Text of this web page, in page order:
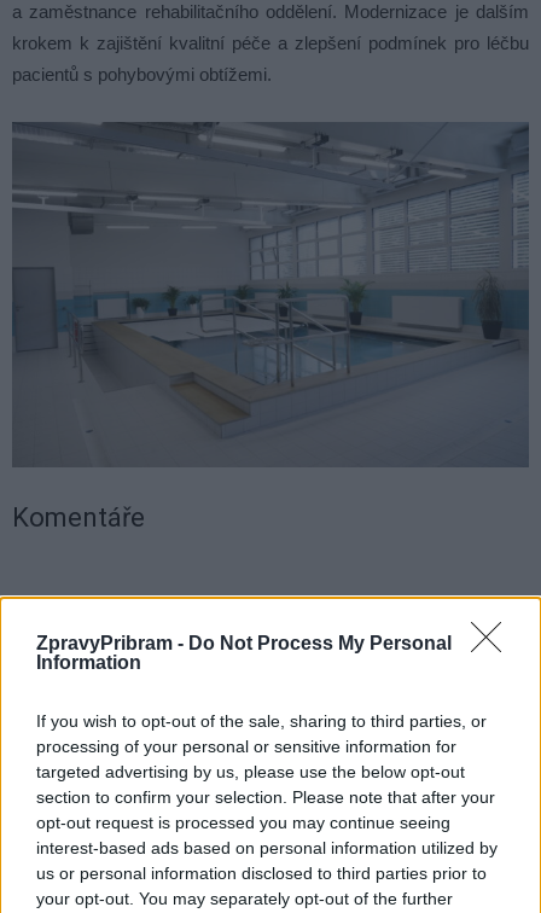
ZpravyPribram - Do Not Process My Personal
Information
If you wish to opt-out of the sale, sharing to third parties, or
processing of your personal or sensitive information for
targeted advertising by us, please use the below opt-out
section to confirm your selection. Please note that after your
opt-out request is processed you may continue seeing
interest-based ads based on personal information utilized by
us or personal information disclosed to third parties prior to
your opt-out. You may separately opt-out of the further
a zaměstnance rehabilitačního oddělení. Modernizace je dalším
krokem k zajištění kvalitní péče a zlepšení podmínek pro léčbu
pacientů s pohybovými obtížemi.
Komentáře
TAGY bazén Oblastní nemocnice Příbram
otevření
rehabilitace
ZÚNZ